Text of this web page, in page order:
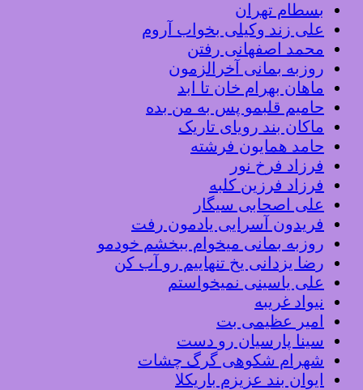
بسطام تهران
علی زند وکیلی بخواب آروم
محمد اصفهانی رفتن
روزبه بمانی آخرالزمون
ماهان بهرام خان تا ابد
حامیم قلبمو پس به من بده
ماکان بند رویای تاریک
حامد همایون فرشته
فرزاد فرخ نور
فرزاد فرزین کلبه
علی اصحابی سیگار
فریدون آسرایی یادمون رفت
روزبه بمانی میخوام ببخشم خودمو
رضا یزدانی یخ تنهاییم رو آب کن
علی یاسینی نمیخواستم
نیواد غریبه
امیر عظیمی بت
سینا پارسیان رو دست
شهرام شکوهی گرگ چشات
ایوان بند عزیزم باریکلا